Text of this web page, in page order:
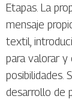
Etapas. La
mensaje
textil,
para valorar
posibilidades.
desarrollo de